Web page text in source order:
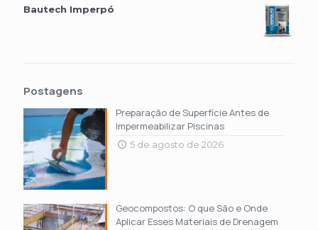
Bautech Imperpó
Postagens
Preparação de Superfície Antes de
Impermeabilizar Piscinas
5 de agosto de 2026
Geocompostos: O que São e Onde
Aplicar Esses Materiais de Drenagem